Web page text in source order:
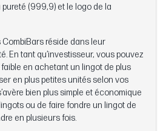
pureté (999,9) et le logo de la
CombiBars réside dans leur
En tant qu’investisseur, vous pouvez
faible en achetant un lingot de plus
en plus petites unités selon vos
bien plus simple et économique
ou de faire fondre un lingot de
en plusieurs fois.